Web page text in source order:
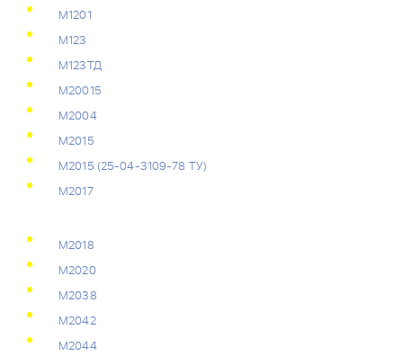
М1201
М123
М123ТД
М20015
М2004
М2015
М2015 (25-04-3109-78 ТУ)
М2017
М2018
М2020
М2038
М2042
М2044